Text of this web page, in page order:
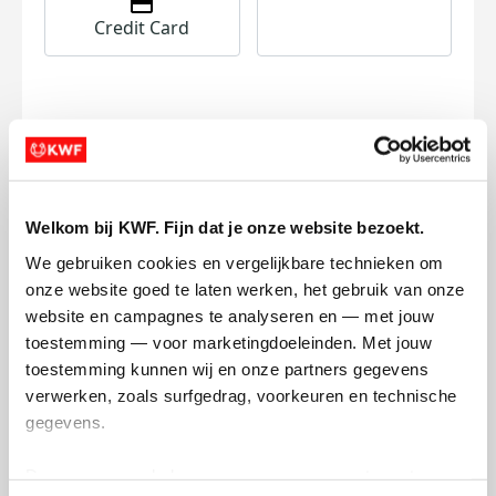
Welkom bij KWF. Fijn dat je onze website bezoekt.
We gebruiken cookies en vergelijkbare technieken om
onze website goed te laten werken, het gebruik van onze
website en campagnes te analyseren en — met jouw
toestemming — voor marketingdoeleinden. Met jouw
toestemming kunnen wij en onze partners gegevens
verwerken, zoals surfgedrag, voorkeuren en technische
gegevens.
Credit Card
I want to contribute to the transaction
costsThis will add €0.40 to your donation.
Donate Now
Raised
€320
My Goal
€500